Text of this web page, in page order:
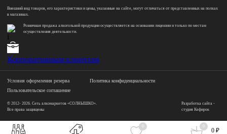
0 0
0 ₽
Внешний вид товаров, его характеристики и цены, указанные на сайте, могут отличаться от представленных на полках
в магазинах.
Розничная продажа алкогольной продукции осуществляется на основании лицензии и только по местам
осуществления деятельности.
Корпоративным клиентам
© 2012- 2026. Сеть алкомаркетов «СОЛНЫШКО».
Все права защищены
Условия оформления резерва
Политика конфиденциальности
Пользовательское соглашение
Разработка сайта -
студия Кефирок